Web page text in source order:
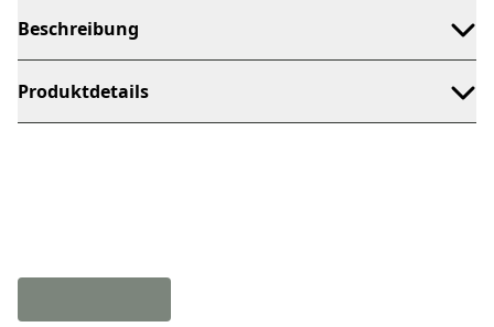
Beschreibung
Produktdetails